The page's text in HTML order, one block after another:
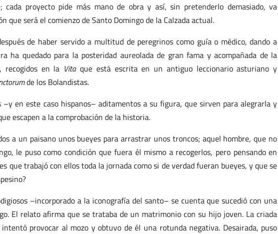
cada proyecto pide más mano de obra y así, sin pretenderlo demasiado, va
que será el comienzo de Santo Domingo de la Calzada actual.
de haber servido a multitud de peregrinos como guía o médico, dando a
ha quedado para la posteridad aureolada de gran fama y acompañada de la
recogidos en la Vitaque está escrita en un antiguo leccionario asturiano y
de los Bolandistas.
en este caso hispanos– aditamentos a su figura, que sirven para alegrarla y
escapen a la comprobación de la historia.
a un paisano unos bueyes para arrastrar unos troncos; aquel hombre, que no
le puso como condición que fuera él mismo a recogerlos, pero pensando en
que trabajó con ellos toda la jornada como si de verdad fueran bueyes, y que se
–incorporado a la iconografía del santo– se cuenta que sucedió con una
El relato afirma que se trataba de un matrimonio con su hijo joven. La criada
provocar al mozo y obtuvo de él una rotunda negativa. Desairada, puso